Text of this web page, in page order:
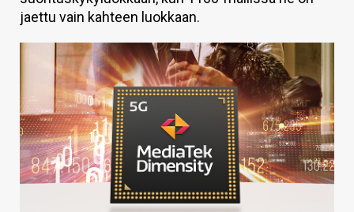
HAKU
jaettu vain kahteen luokkaan.